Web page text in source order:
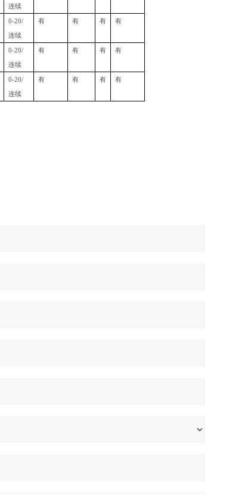
连续
0-20/
连续
有 有 有 有
0-20/
连续
有 有 有 有
0-20/
连续
有 有 有 有